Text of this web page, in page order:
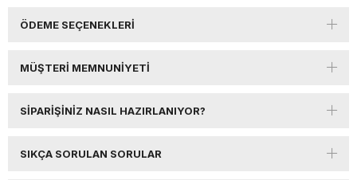
ÖDEME SEÇENEKLERI
MÜŞTERI MEMNUNIYETI
SIPARIŞINIZ NASIL HAZIRLANIYOR?
SIKÇA SORULAN SORULAR